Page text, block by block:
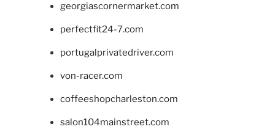
georgiascornermarket.com
perfectfit24-7.com
portugalprivatedriver.com
von-racer.com
coffeeshopcharleston.com
salon104mainstreet.com